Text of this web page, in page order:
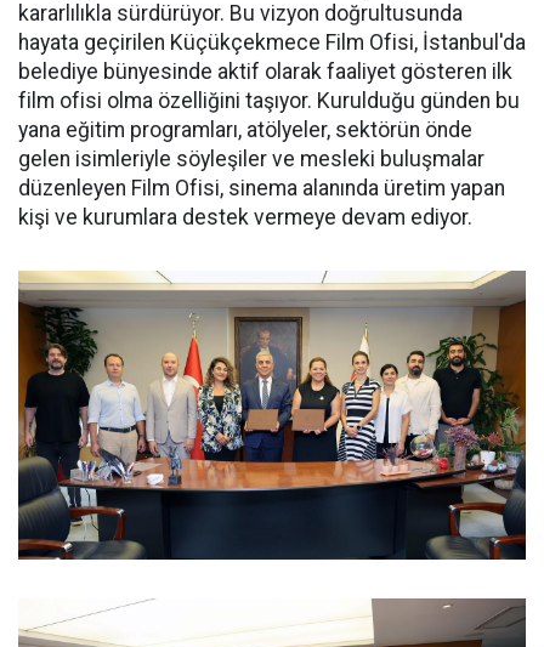
kararlılıkla sürdürüyor. Bu vizyon doğrultusunda
hayata geçirilen Küçükçekmece Film Ofisi, İstanbul'da
belediye bünyesinde aktif olarak faaliyet gösteren ilk
film ofisi olma özelliğini taşıyor. Kurulduğu günden bu
yana eğitim programları, atölyeler, sektörün önde
gelen isimleriyle söyleşiler ve mesleki buluşmalar
düzenleyen Film Ofisi, sinema alanında üretim yapan
kişi ve kurumlara destek vermeye devam ediyor.